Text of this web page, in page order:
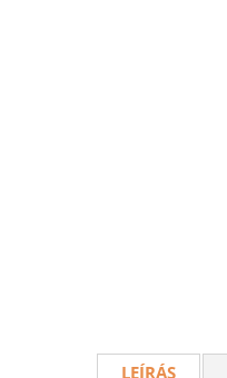
LEÍRÁS